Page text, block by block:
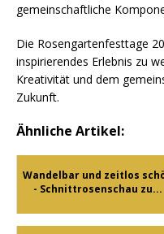
gemeinschaftliche
Die Rosengartenfesttage
inspirierendes Erlebnis zu
Kreativität und dem
Zukunft.
Ähnliche Artikel:
Wandelbar und zeitlos
- Schnittrosenschau zu...